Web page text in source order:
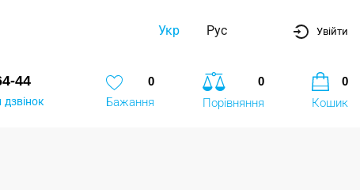
Укр Рус Увійти
44
0
Бажання
0
Порівняння
0
Кошик